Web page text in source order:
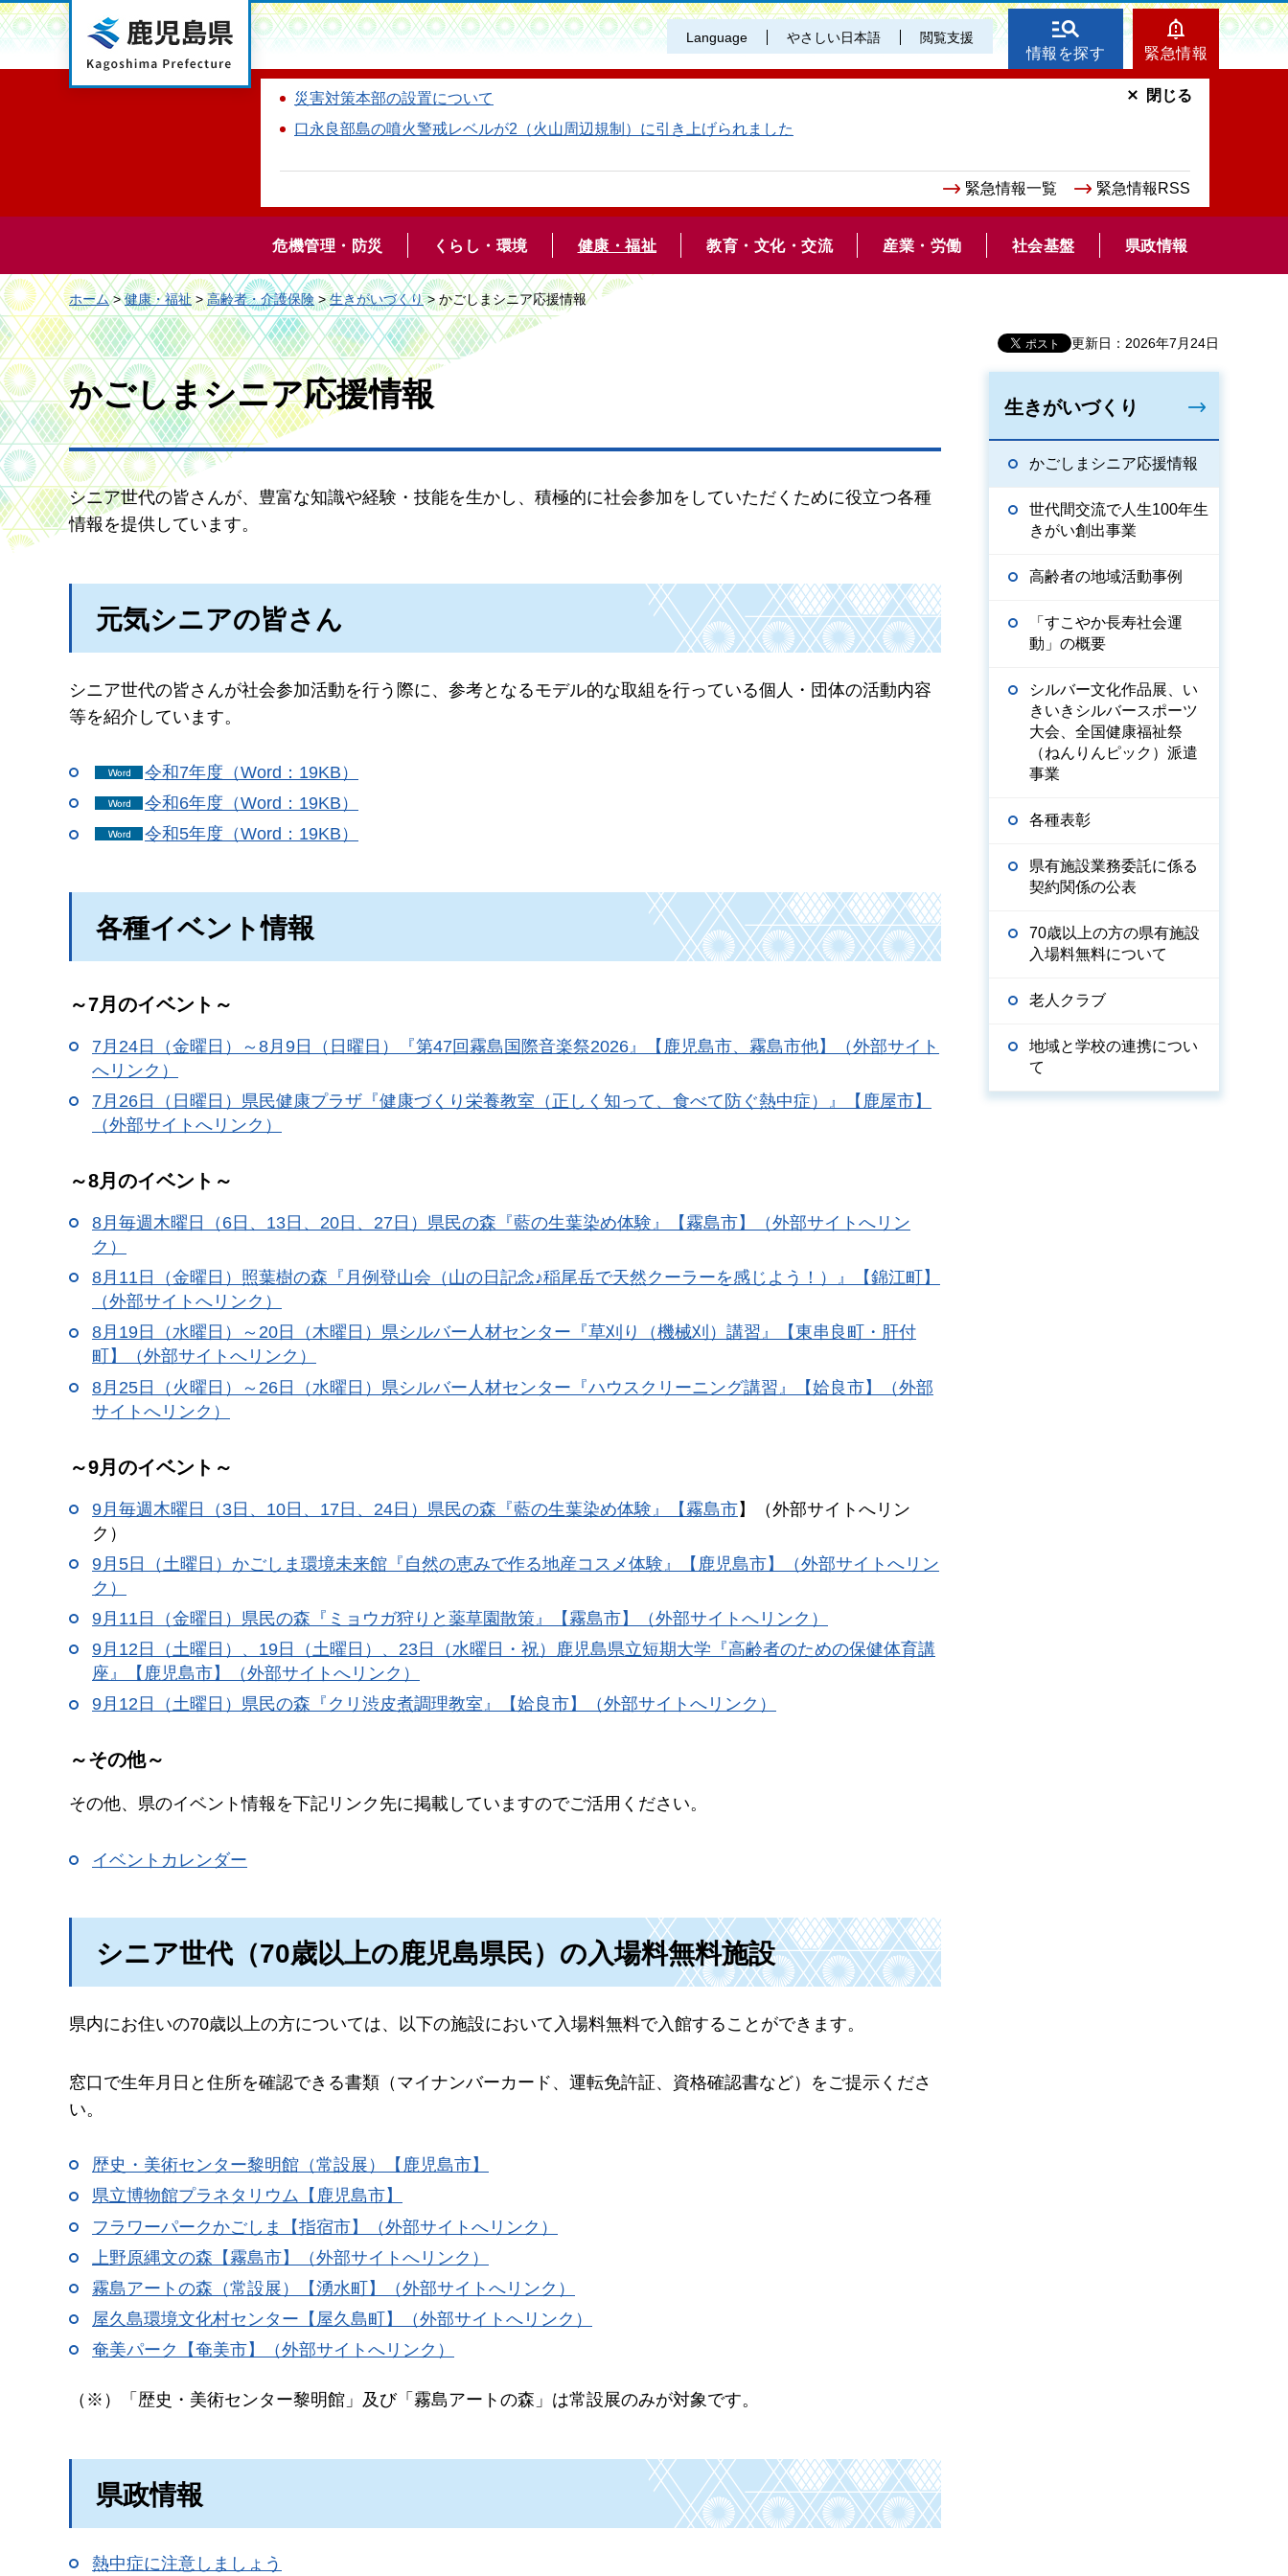
鹿児島県 Language やさしい日本語 閲覧支援
情報を探す 緊急情報
災害対策本部の設置について
口永良部島の噴火警戒レベルが2（火山周辺規制）に引き上げられました
緊急情報一覧 緊急情報RSS
閉じる
危機管理・防災 くらし・環境 健康・福祉 教育・文化・交流 産業・労働 社会基盤 県政情報
ホーム>健康・福祉>高齢者・介護保険>生きがいづくり> かごしまシニア応援情報
更新日：2026年7月24日
かごしまシニア応援情報
シニア世代の皆さんが、豊富な知識や経験・技能を生かし、積極的に社会参加をしていただくために役立つ各種
情報を提供しています。
元気シニアの皆さん
シニア世代の皆さんが社会参加活動を行う際に、参考となるモデル的な取組を行っている個人・団体の活動内容
等を紹介しています。
令和7年度（Word：19KB）
令和6年度（Word：19KB）
令和5年度（Word：19KB）
各種イベント情報
～7月のイベント～
7月24日（金曜日）～8月9日（日曜日）『第47回霧島国際音楽祭2026』【鹿児島市、霧島市他】（外部サイト
へリンク）
7月26日（日曜日）県民健康プラザ『健康づくり栄養教室（正しく知って、食べて防ぐ熱中症）』【鹿屋市】
（外部サイトへリンク）
～8月のイベント～
8月毎週木曜日（6日、13日、20日、27日）県民の森『藍の生葉染め体験』【霧島市】（外部サイトへリン
ク）
8月11日（金曜日）照葉樹の森『月例登山会（山の日記念♪稲尾岳で天然クーラーを感じよう！）』【錦江町】
（外部サイトへリンク）
8月19日（水曜日）～20日（木曜日）県シルバー人材センター『草刈り（機械刈）講習』【東串良町・肝付
町】（外部サイトへリンク）
8月25日（火曜日）～26日（水曜日）県シルバー人材センター『ハウスクリーニング講習』【姶良市】（外部
サイトへリンク）
～9月のイベント～
9月毎週木曜日（3日、10日、17日、24日） 県民の森『藍の生葉染め体験』【霧島市】（外部サイトへリン
ク）
9月5日（土曜日）かごしま環境未来館『自然の恵みで作る地産コスメ体験』【鹿児島市】（外部サイトへリン
ク）
9月11日（金曜日）県民の森『ミョウガ狩りと薬草園散策』【霧島市】（外部サイトへリンク）
9月12日（土曜日）、19日（土曜日）、23日（水曜日・祝）鹿児島県立短期大学『高齢者のための保健体育講
座』【鹿児島市】（外部サイトへリンク）
9月12日（土曜日）県民の森『クリ渋皮煮調理教室』【姶良市】（外部サイトへリンク）
～その他～
その他、県のイベント情報を下記リンク先に掲載していますのでご活用ください。
イベントカレンダー
シニア世代（70歳以上の鹿児島県民）の入場料無料施設
県内にお住いの70歳以上の方については、以下の施設において入場料無料で入館することができます。
窓口で生年月日と住所を確認できる書類（マイナンバーカード、運転免許証、資格確認書など）をご提示くださ
い。
歴史・美術センター黎明館（常設展）【鹿児島市】
県立博物館プラネタリウム【鹿児島市】
フラワーパークかごしま【指宿市】（外部サイトへリンク）
上野原縄文の森【霧島市】（外部サイトへリンク）
霧島アートの森（常設展）【湧水町】（外部サイトへリンク）
屋久島環境文化村センター【屋久島町】（外部サイトへリンク）
奄美パーク【奄美市】（外部サイトへリンク）
（※）「歴史・美術センター黎明館」及び「霧島アートの森」は常設展のみが対象です。
県政情報
熱中症に注意しましょう
生きがいづくり
かごしまシニア応援情報
世代間交流で人生100年生
きがい創出事業
高齢者の地域活動事例
「すこやか長寿社会運
動」の概要
シルバー文化作品展、い
きいきシルバースポーツ
大会、全国健康福祉祭
（ねんりんピック）派遣
事業
各種表彰
県有施設業務委託に係る
契約関係の公表
70歳以上の方の県有施設
入場料無料について
老人クラブ
地域と学校の連携につい
て